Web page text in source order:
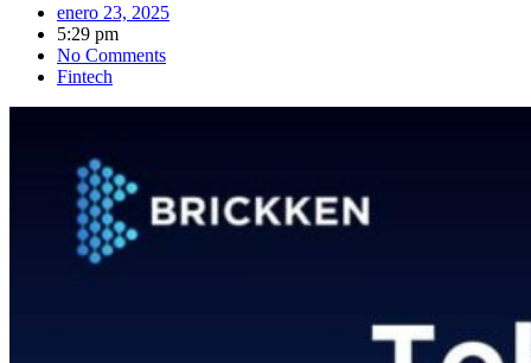
enero 23, 2025
5:29 pm
No Comments
Fintech